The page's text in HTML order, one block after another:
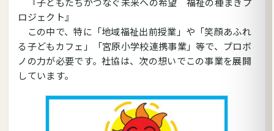
ロジェクト』
この中で、特に「地域福祉出前授業」や「笑顔あふれ
る子どもカフェ」「宮原小学校連携事業」等で、プロボ
ノの力が必要です。社協は、次の想いでこの事業を展開
しています。